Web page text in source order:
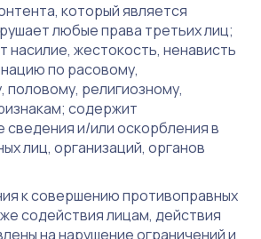
который является
любые права третьих лиц;
насилие, жестокость, ненависть
по расовому,
половому, религиозному,
содержит
и/или оскорбления в
лиц, организаций, органов
к совершению противоправных
содействия лицам, действия
на нарушение ограничений и